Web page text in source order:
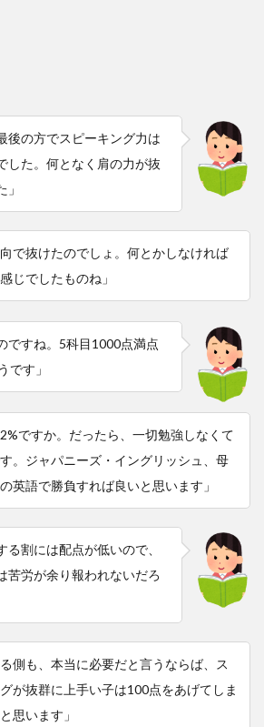
後の方でスピーキング力は
した。何となく肩の力が抜
向で抜けたのでしょ。何とかしなければ
じでしたものね」
ですね。5科目1000点満点
です」
2%ですか。だったら、一切勉強しなくて
。ジャパニーズ・イングリッシュ、母
英語で勝負すれば良いと思います」
る割には配点が低いので、
苦労が余り報われないだろ
る側も、本当に必要だと言うならば、ス
が抜群に上手い子は100点をあげてしま
思います」